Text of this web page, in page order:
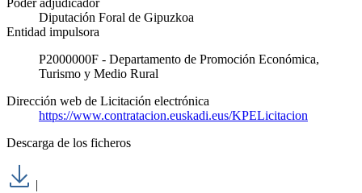
Poder adjudicador
Diputación Foral de Gipuzkoa
Entidad impulsora
P2000000F - Departamento de Promoción Económica,
Turismo y Medio Rural
Dirección web de Licitación electrónica
https://www.contratacion.euskadi.eus/KPELicitacion
Descarga de los ficheros
|